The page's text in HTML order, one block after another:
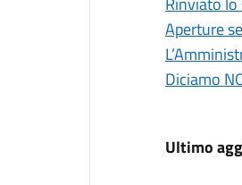
Aperture
Diciamo
Ultimo